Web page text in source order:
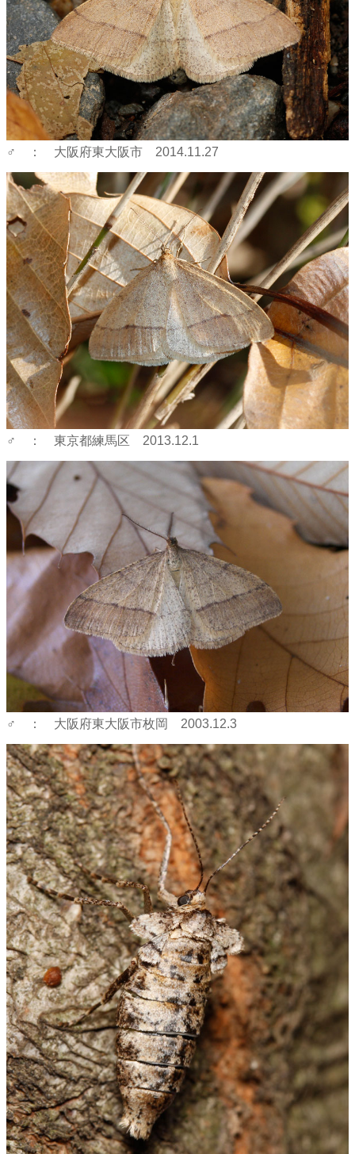
♂ ： 大阪府東大阪市 2014.11.27
♂ ： 東京都練馬区 2013.12.1
♂ ： 大阪府東大阪市枚岡 2003.12.3